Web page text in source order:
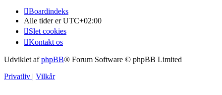
Boardindeks
Alle tider erUTC+02:00
Slet cookies
Kontakt os
Udviklet afphpBB® Forum Software © phpBB Limited
Privatliv | Vilkår